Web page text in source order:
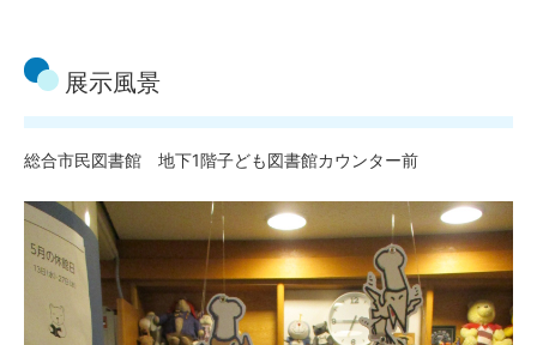
展示風景
総合市民図書館 地下1階子ども図書館カウンター前